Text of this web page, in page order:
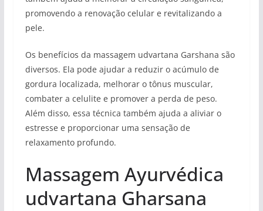
promovendo a renovação celular e revitalizando a
pele.
Os benefícios da massagem udvartana Garshana são
diversos. Ela pode ajudar a reduzir o acúmulo de
gordura localizada, melhorar o tônus muscular,
combater a celulite e promover a perda de peso.
Além disso, essa técnica também ajuda a aliviar o
estresse e proporcionar uma sensação de
relaxamento profundo.
Massagem Ayurvédica
udvartana Gharsana